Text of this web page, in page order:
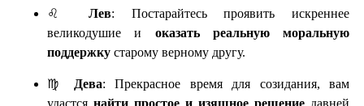
♌Лев: Постарайтесь проявить искреннее
великодушие и оказать реальную моральную
поддержку старому верному другу.
♍ Дева: Прекрасное время для созидания, вам